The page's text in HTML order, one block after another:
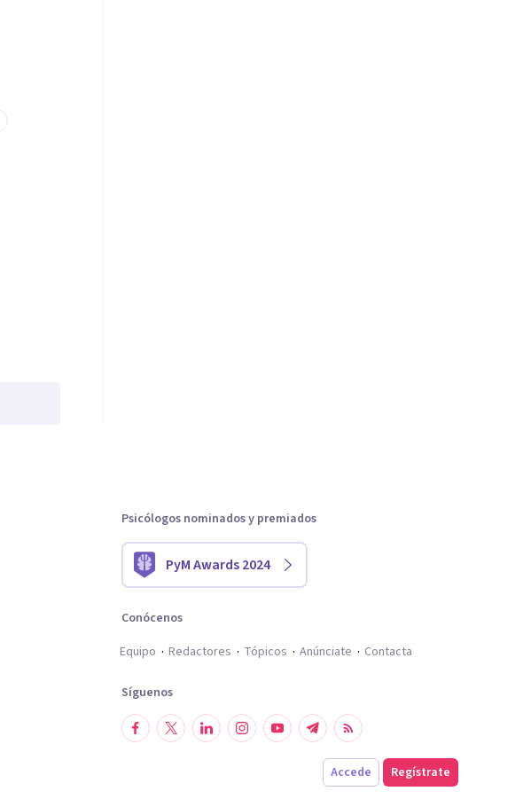
Psicólogos nominados y premiados
PyM Awards 2024
Conócenos
Equipo
Redactores Tópicos Anúnciate Contacta
Síguenos
Accede Regístrate